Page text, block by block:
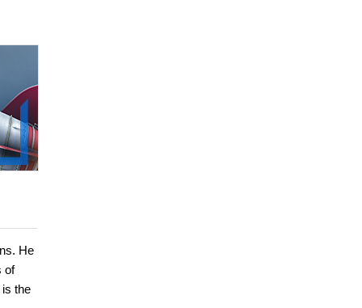
He
of
the